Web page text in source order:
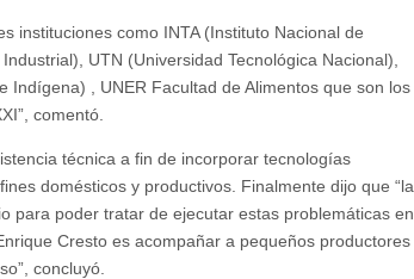
instituciones como INTA (Instituto Nacional de
UTN (Universidad Tecnológica Nacional),
Indígena) , UNER Facultad de Alimentos que son los
comentó.
técnica a fin de incorporar tecnologías
domésticos y productivos. Finalmente dijo que “la
para poder tratar de ejecutar estas problemáticas en
Cresto es acompañar a pequeños productores
concluyó.